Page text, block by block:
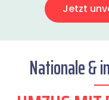
Jetzt
Nationale &